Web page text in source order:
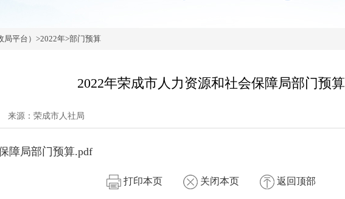
平台） >2022年>部门预算
2022年荣成市人力资源和社会保障局部门预算
来源： 荣成市人社局
障局部门预算.pdf
打印本页 关闭本页 返回顶部